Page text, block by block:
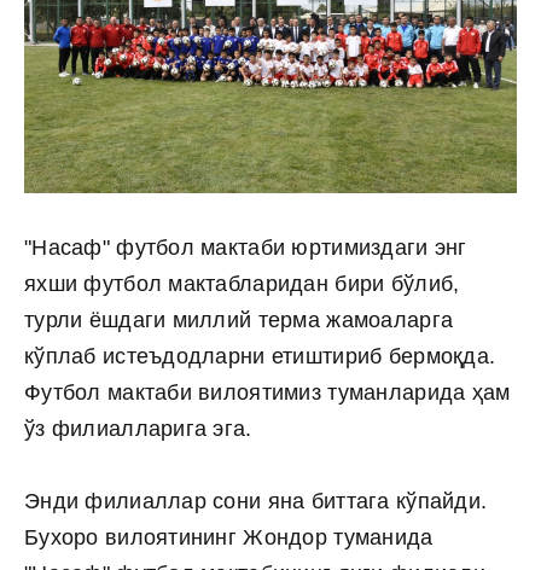
"Насаф" футбол мактаби юртимиздаги энг
яхши футбол мактабларидан бири бўлиб,
турли ёшдаги миллий терма жамоаларга
кўплаб истеъдодларни етиштириб бермоқда.
Футбол мактаби вилоятимиз туманларида ҳам
ўз филиалларига эга.
Энди филиаллар сони яна биттага кўпайди.
Бухоро вилоятининг Жондор туманида